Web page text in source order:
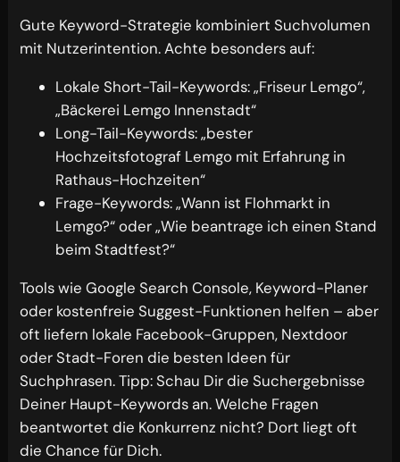
Gute Keyword-Strategie kombiniert Suchvolumen
mit Nutzerintention. Achte besonders auf:
Lokale Short-Tail-Keywords: „Friseur Lemgo“,
„Bäckerei Lemgo Innenstadt“
Long-Tail-Keywords: „bester
Hochzeitsfotograf Lemgo mit Erfahrung in
Rathaus-Hochzeiten“
Frage-Keywords: „Wann ist Flohmarkt in
Lemgo?“ oder „Wie beantrage ich einen Stand
beim Stadtfest?“
Tools wie Google Search Console, Keyword-Planer
oder kostenfreie Suggest-Funktionen helfen – aber
oft liefern lokale Facebook-Gruppen, Nextdoor
oder Stadt-Foren die besten Ideen für
Suchphrasen. Tipp: Schau Dir die Suchergebnisse
Deiner Haupt-Keywords an. Welche Fragen
beantwortet die Konkurrenz nicht? Dort liegt oft
die Chance für Dich.